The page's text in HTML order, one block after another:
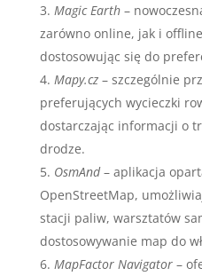
Magic Earth–
zarówno online, jak i
dostosowując się do
Mapy.cz– szczególnie
preferujących wycieczki
dostarczając informacji o
drodze.
OsmAnd– aplikacja
OpenStreetMap,
stacji paliw, warsztatów
dostosowywanie map do
MapFactor Navigator–